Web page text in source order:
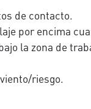
de contacto.
por encima
la zona de
riesgo.